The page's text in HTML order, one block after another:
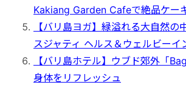
Kakiang Garden Cafeで絶品ケー
【バリ島ヨガ】緑溢れる大自然の
スジャティ ヘルス＆ウェルビーイ
【バリ島ホテル】ウブド郊外「
身体をリフレッシュ
ャーター
サポート